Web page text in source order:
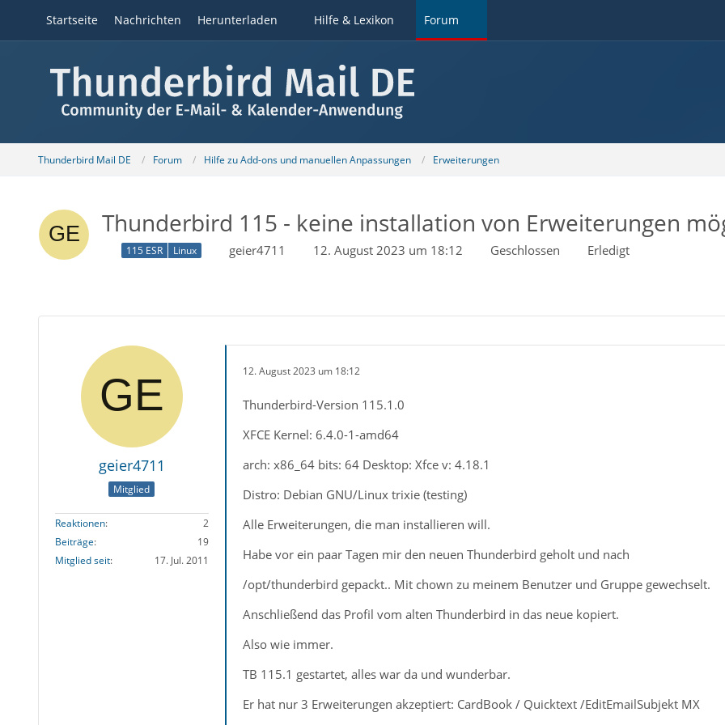
Startseite Nachrichten Herunterladen Hilfe & Lexikon Forum
Thunderbird Mail DE Forum Hilfe zu Add-ons und manuellen Anpassungen Erweiterungen
Thunderbird 115 - keine installation von Erweiterungen
115 ESR Linux geier4711 12. August 2023 um 18:12 Geschlossen Erledigt
geier4711
Mitglied
Reaktionen
2
Beiträge
19
Mitglied seit
17. Jul. 2011
12. August 2023 um 18:12
Thunderbird-Version 115.1.0
XFCE Kernel: 6.4.0-1-amd64
arch: x86_64 bits: 64 Desktop: Xfce v: 4.18.1
Distro: Debian GNU/Linux trixie (testing)
Alle Erweiterungen, die man installieren will.
Habe vor ein paar Tagen mir den neuen Thunderbird geholt und nach
/opt/thunderbird gepackt.. Mit chown zu meinem Benutzer und Gruppe gewechselt.
Anschließend das Profil vom alten Thunderbird in das neue kopiert.
Also wie immer.
TB 115.1 gestartet, alles war da und wunderbar.
Er hat nur 3 Erweiterungen akzeptiert: CardBook / Quicktext /EditEmailSubjekt MX